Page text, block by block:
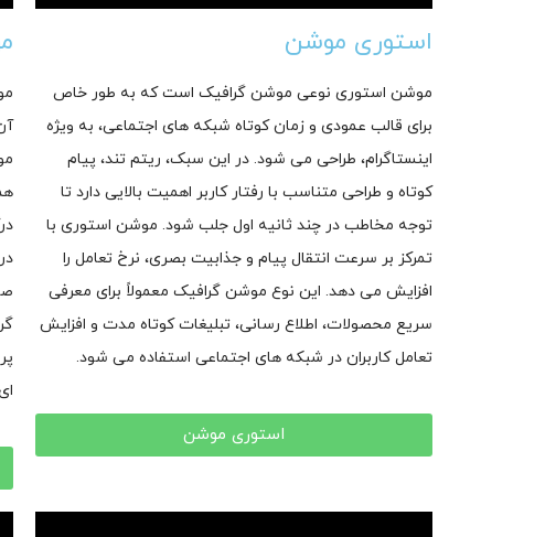
استوری موشن
موشن استوری نوعی موشن گرافیک است که به طور خاص
برای قالب عمودی و زمان کوتاه شبکه های اجتماعی، به ویژه
اینستاگرام، طراحی می شود. در این سبک، ریتم تند، پیام
کوتاه و طراحی متناسب با رفتار کاربر اهمیت بالایی دارد تا
توجه مخاطب در چند ثانیه اول جلب شود. موشن استوری با
تمرکز بر سرعت انتقال پیام و جذابیت بصری، نرخ تعامل را
افزایش می دهد. این نوع موشن گرافیک معمولاً برای معرفی
سریع محصولات، اطلاع رسانی، تبلیغات کوتاه مدت و افزایش
تعامل کاربران در شبکه های اجتماعی استفاده می شود.
استوری موشن